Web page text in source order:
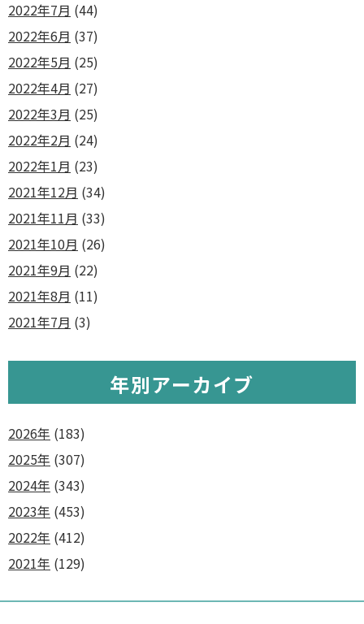
2022年7月 (44)
2022年6月 (37)
2022年5月 (25)
2022年4月 (27)
2022年3月 (25)
2022年2月 (24)
2022年1月 (23)
2021年12月 (34)
2021年11月 (33)
2021年10月 (26)
2021年9月 (22)
2021年8月 (11)
2021年7月 (3)
年別アーカイブ
2026年 (183)
2025年 (307)
2024年 (343)
2023年 (453)
2022年 (412)
2021年 (129)